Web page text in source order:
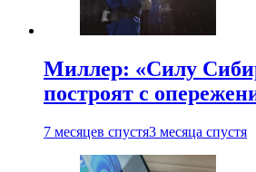
Миллер: «Силу
построят с
7 месяцев спустя3 месяца спустя